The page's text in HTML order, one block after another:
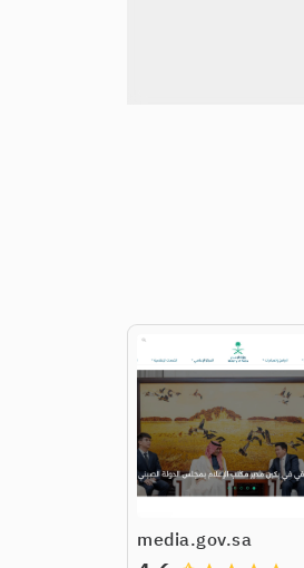
media.gov.sa